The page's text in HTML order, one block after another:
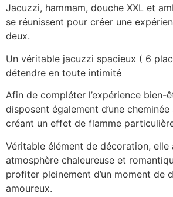
Jacuzzi, hammam, douche XXL et
se réunissent pour créer une
deux.
Un véritable jacuzzi spacieux ( 6
détendre en toute intimité
Afin de compléter l’expérience bien-
disposent également d’une cheminée
créant un effet de flamme
Véritable élément de décoration, elle
atmosphère chaleureuse et
profiter pleinement d’un moment de
amoureux.